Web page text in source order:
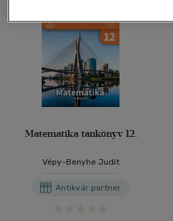
Matematika tankönyv 12.
Vépy-Benyhe Judit
Antikvár partner